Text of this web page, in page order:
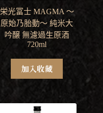
栄光冨士 MAGMA ～
原始乃胎動～ 純米大
吟醸 無濾過生原酒
720ml
加入收藏